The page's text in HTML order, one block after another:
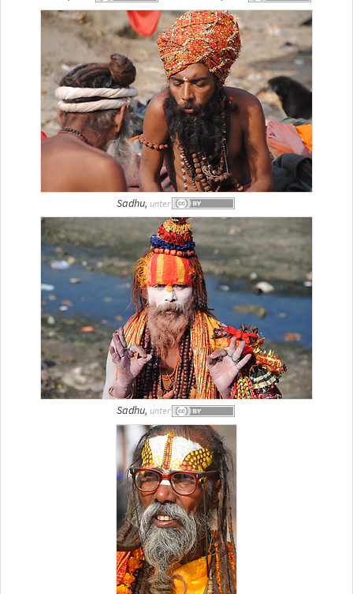
Sadhu, unter
Sadhu, unter